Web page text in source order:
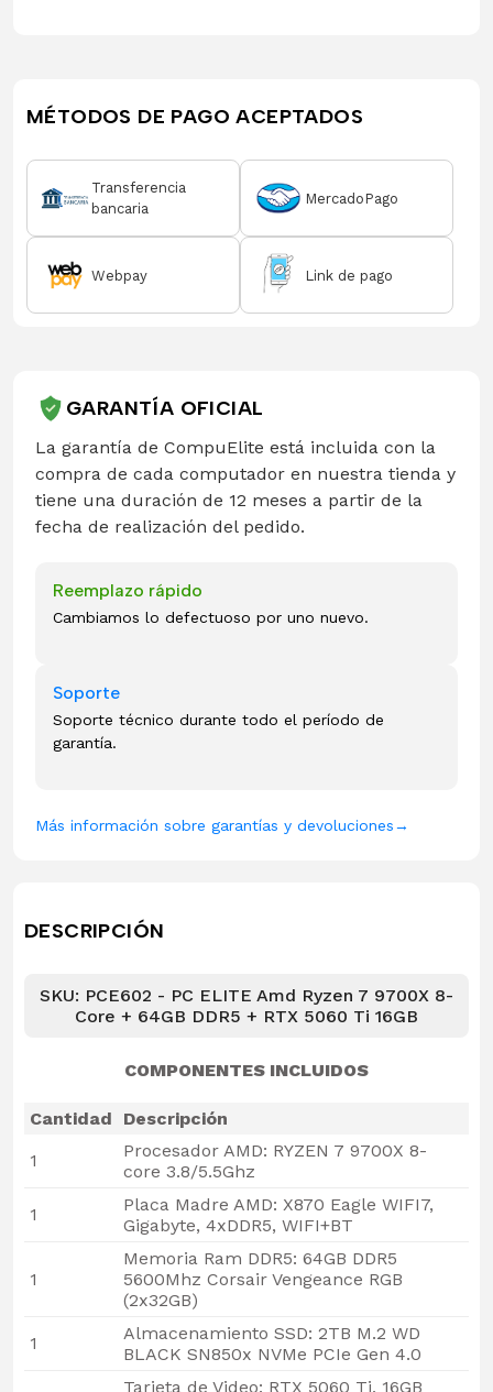
MÉTODOS DE PAGO ACEPTADOS
Transferencia
bancaria
MercadoPago
Webpay Link de pago
GARANTÍA OFICIAL
La garantía de CompuElite está incluida con la
compra de cada computador en nuestra tienda y
tiene una duración de 12 meses a partir de la
fecha de realización del pedido.
Reemplazo rápido
Cambiamos lo defectuoso por uno nuevo.
Soporte
Soporte técnico durante todo el período de
garantía.
Más información sobre garantías y devoluciones→
DESCRIPCIÓN
SKU: PCE602 - PC ELITE Amd Ryzen 7 9700X 8-
Core + 64GB DDR5 + RTX 5060 Ti 16GB
COMPONENTES INCLUIDOS
Cantidad
Descripción
1
Procesador AMD: RYZEN 7 9700X 8-
core 3.8/5.5Ghz
1
Placa Madre AMD: X870 Eagle WIFI7,
Gigabyte, 4xDDR5, WIFI+BT
1
Memoria Ram DDR5: 64GB DDR5
5600Mhz Corsair Vengeance RGB
(2x32GB)
1
Almacenamiento SSD: 2TB M.2 WD
BLACK SN850x NVMe PCIe Gen 4.0
Tarjeta de Video: RTX 5060 Ti, 16GB